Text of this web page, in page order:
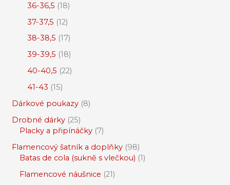
36-36,5 18
37-37,5 12
38-38,5 17
39-39,5 18
40-40,5 22
41-43 15
Dárkové poukazy 8
Drobné dárky 25
Placky a připínáčky 7
Flamencový šatník a doplňky 98
Batas de cola (sukně s vlečkou) 1
Flamencové náušnice 21